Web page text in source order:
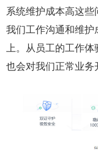
系统维护成本高这
我们工作沟通和维护
上。从员工的工作
也会对我们正常业务